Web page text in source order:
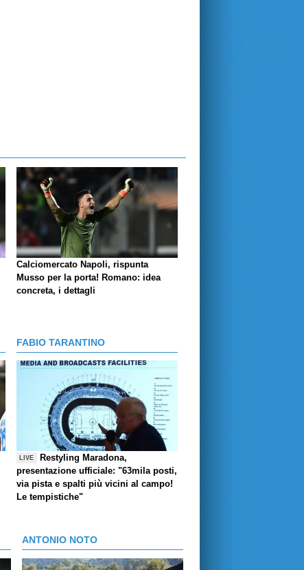
Calciomercato Napoli, rispunta
Musso per la porta! Romano: idea
concreta, i dettagli
FABIO TARANTINO
LIVE
Restyling Maradona,
presentazione ufficiale: "63mila posti,
via pista e spalti più vicini al campo!
Le tempistiche"
ANTONIO NOTO